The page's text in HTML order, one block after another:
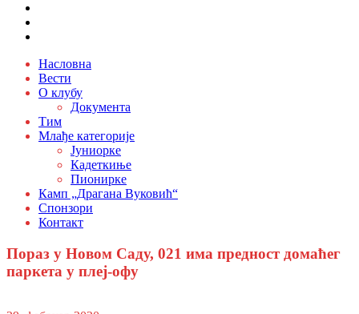
Насловна
Вести
О клубу
Документа
Тим
Млађе категорије
Јуниорке
Кадеткиње
Пионирке
Камп „Драгана Вуковић“
Спонзори
Контакт
Пораз у Новом Саду, 021 има предност домаћег
паркета у плеј-офу